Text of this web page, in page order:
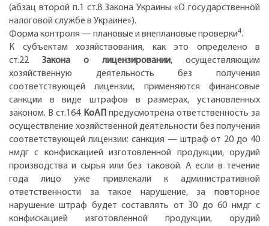
(абзац второй п.1 ст.8 Закона Украины «О государственной
налоговой службе в Украине»).
Форма контроля — плановые и внеплановые проверки4.
К субъектам хозяйствования, как это определено в
ст.22 Закона о лицензировании, осуществляющим
хозяйственную деятельность без получения
соответствующей лицензии, применяются финансовые
санкции в виде штрафов в размерах, установленных
законом. В ст.164 КоАП предусмотрена ответственность за
осуществление хозяйственной деятельности без получения
соответствующей лицензии: санкция — штраф от 20 до 40
нмдг с конфискацией изготовленной продукции, орудий
производства и сырья или без таковой. А если в течение
года лицо уже привлекали к административной
ответственности за такое нарушение, за повторное
нарушение штраф будет составлять от 30 до 60 нмдг с
конфискацией изготовленной продукции, орудий